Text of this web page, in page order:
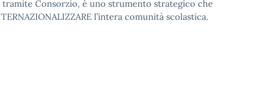
Consorzio, è uno strumento strategico che
l’intera comunità scolastica.